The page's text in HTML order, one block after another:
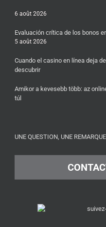
6 août 2026
Evaluación crítica de los bonos
5 août 2026
Cuando el casino en línea deja
descubrir
Amikor a kevesebb több: az
túl
UNE QUESTION, UNE